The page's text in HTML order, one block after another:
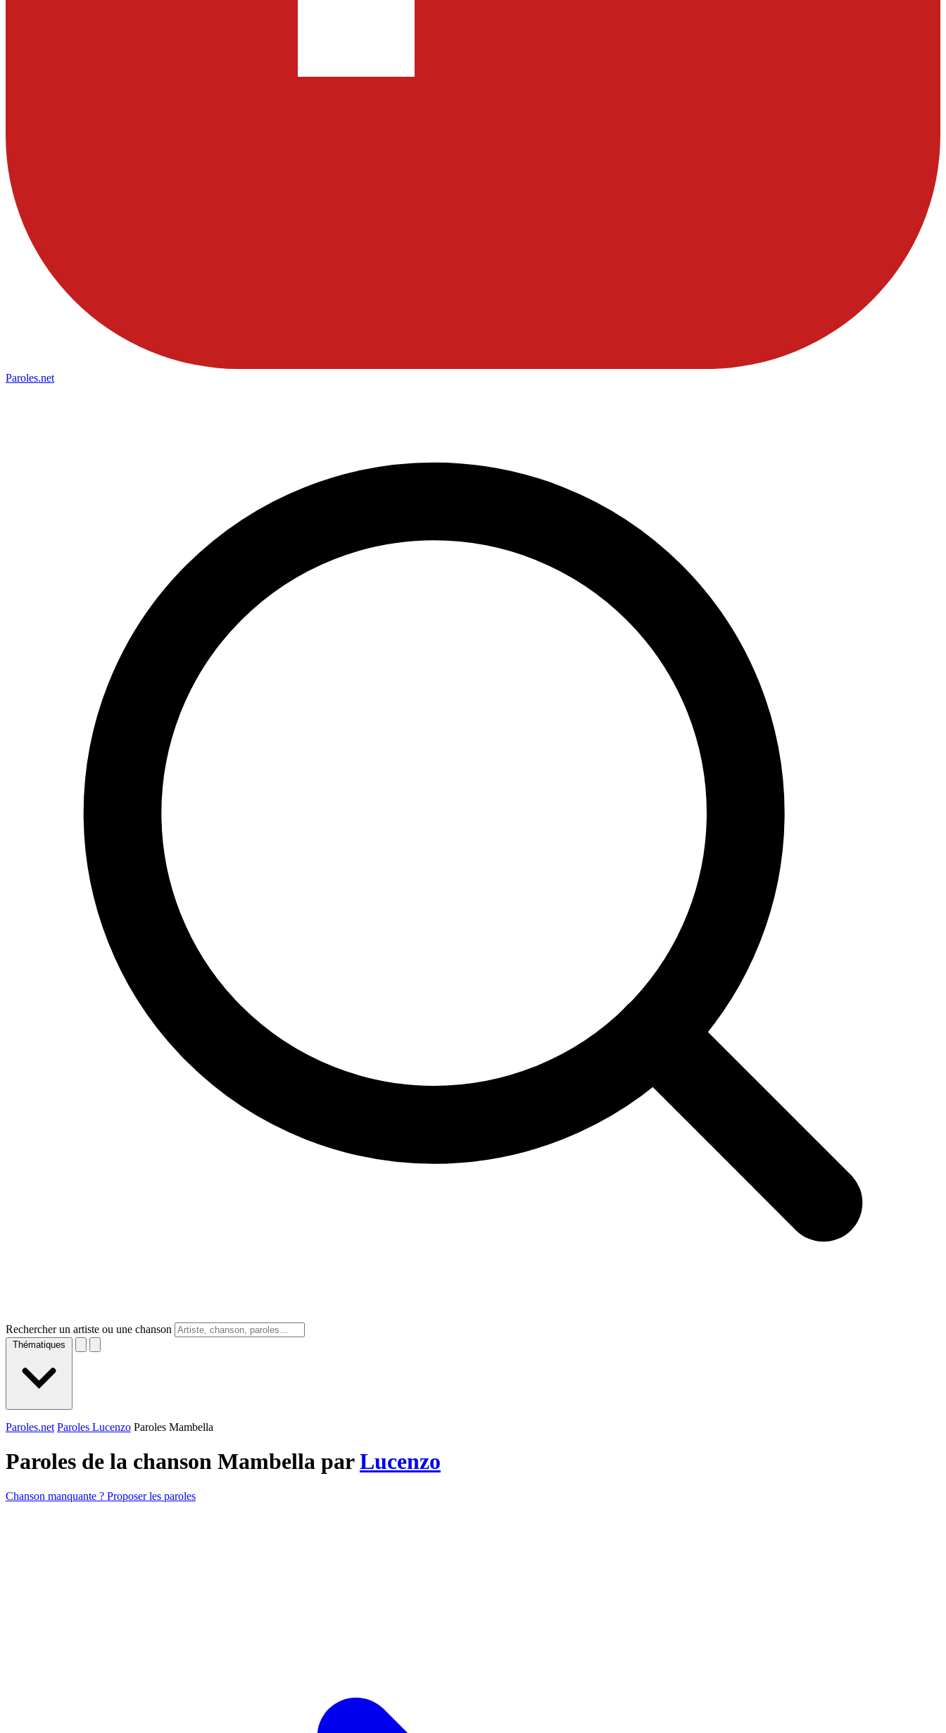
Paroles.net
Rechercher un artiste ou une chanson
Thématiques
Paroles.net Paroles Lucenzo Paroles Mambella
Paroles de la chanson Mambella parLucenzo
Chanson manquante ? Proposer les paroles